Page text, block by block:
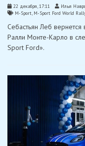
22 декабря, 17:11
Илья
M-Sport, M-Sport Ford World
Себастьян Леб вернется
Ралли Монте-Карло в
Sport Ford».